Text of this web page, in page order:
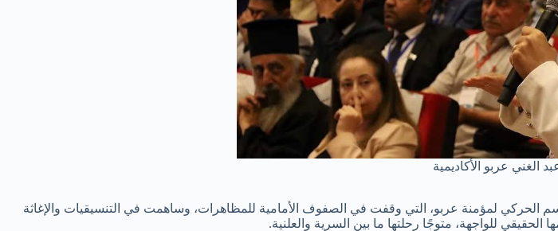
الغني عربو الأكاديمية
لمؤمنة عربو، التي وقفت في الصفوف الأمامية للمظاهرات، وساهمت في التنسيقيات والإغاثة
الحقيقي للواجهة، متوجًا رحلتها ما بين السرية والعلنية.